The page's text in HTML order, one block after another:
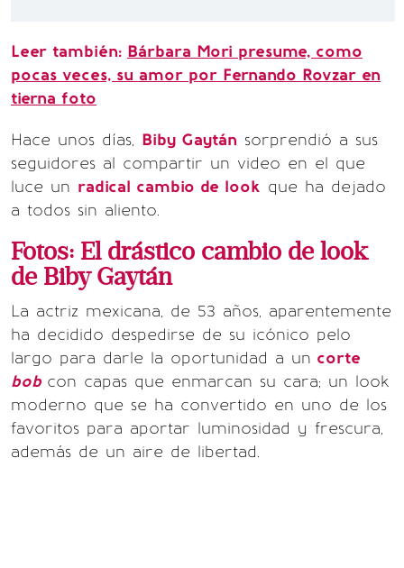
Leer también: Bárbara Mori presume, como
pocas veces, su amor por Fernando Rovzar en
tierna foto
Hace unos días, Biby Gaytán sorprendió a sus
seguidores al compartir un video en el que
luce un radical cambio de look que ha dejado
a todos sin aliento.
Fotos: El drástico cambio de look
de Biby Gaytán
La actriz mexicana, de 53 años, aparentemente
ha decidido despedirse de su icónico pelo
largo para darle la oportunidad a un corte
bob con capas que enmarcan su cara; un look
moderno que se ha convertido en uno de los
favoritos para aportar luminosidad y frescura,
además de un aire de libertad.